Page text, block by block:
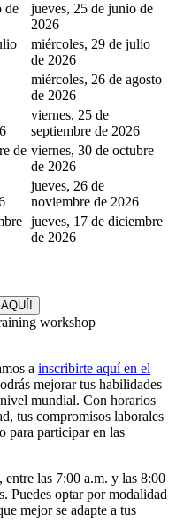
de
jueves, 25 de junio de
2026
miércoles, 29 de julio
de 2026
miércoles, 26 de agosto
de 2026
viernes, 25 de
septiembre de 2026
de viernes, 30 de octubre
de 2026
jueves, 26 de
noviembre de 2026
jueves, 17 de diciembre
de 2026
workshop
a inscribirte aquí en el
mejorar tus habilidades
mundial. Con horarios
tus compromisos laborales
para participar en las
entre las 7:00 a.m. y las 8:00
Puedes optar por modalidad
mejor se adapte a tus